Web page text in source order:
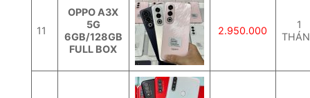
11
OPPO A3X
5G
6GB/128GB
FULL BOX
2.950.000
1